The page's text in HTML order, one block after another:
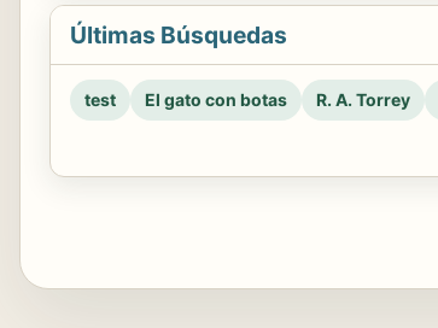
Últimas Búsquedas
test El gato con botas R. A. Torrey